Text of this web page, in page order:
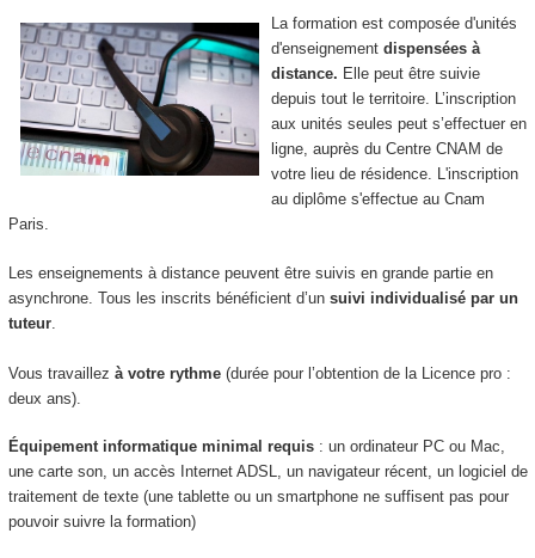
La formation est composée d'unités
d'enseignementdispensées à
distance. Elle peut être suivie
depuis tout le territoire. L’inscription
aux unités seules peut s’effectuer en
ligne, auprès du Centre CNAM de
votre lieu de résidence. L'inscription
au diplôme s'effectue au Cnam
Paris.
Les enseignements à distance peuvent être suivis en grande partie en
asynchrone. Tous les inscrits bénéficient d’un suivi individualisé par un
tuteur.
Vous travaillez à votre rythme(durée pour l’obtention de la Licence pro :
deux ans).
Équipement informatique minimal requis : un ordinateur PC ou Mac,
une carte son, un accès Internet ADSL, un navigateur récent, un logiciel de
traitement de texte (une tablette ou un smartphone ne suffisent pas pour
pouvoir suivre la formation)